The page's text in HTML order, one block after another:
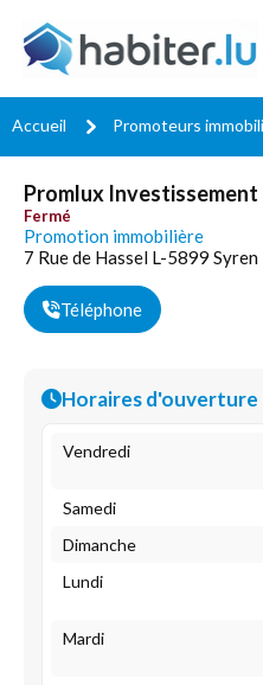
Accueil Promoteurs
Promlux Investissement
Fermé
Promotion immobilière
7 Rue de Hassel L-5899 Syren
Téléphone
Horaires d'ouverture
Vendredi
Samedi
Dimanche
Lundi
Mardi